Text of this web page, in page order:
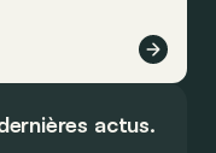
actus.